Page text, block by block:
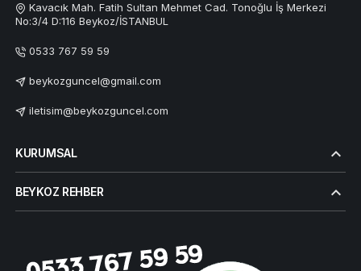
Kavacık Mah. Fatih Sultan Mehmet Cad. Tonoğlu İş Merkezi
No:3/4 D:116 Beykoz/İSTANBUL
0533 767 59 59
beykozguncel@gmail.com
iletisim@beykozguncel.com
KURUMSAL
BEYKOZ REHBER